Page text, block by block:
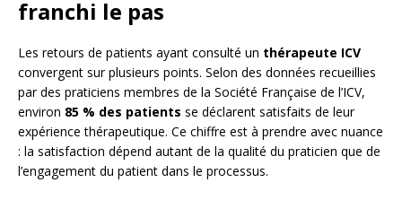
franchi le pas
Les retours de patients ayant consulté un thérapeute ICV
convergent sur plusieurs points. Selon des données recueillies
par des praticiens membres de la Société Française de l’ICV,
environ 85 % des patients se déclarent satisfaits de leur
expérience thérapeutique. Ce chiffre est à prendre avec nuance
: la satisfaction dépend autant de la qualité du praticien que de
l’engagement du patient dans le processus.